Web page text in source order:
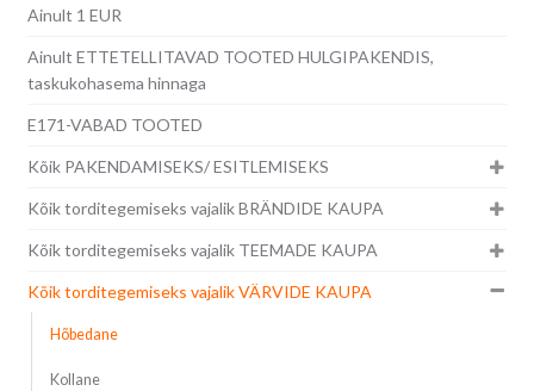
Ainult 1 EUR
Ainult ETTETELLITAVAD TOOTED HULGIPAKENDIS,
taskukohasema hinnaga
E171-VABAD TOOTED
Kõik PAKENDAMISEKS/ ESITLEMISEKS
Kõik torditegemiseks vajalik BRÄNDIDE KAUPA
Kõik torditegemiseks vajalik TEEMADE KAUPA
Kõik torditegemiseks vajalik VÄRVIDE KAUPA
Hõbedane
Kollane